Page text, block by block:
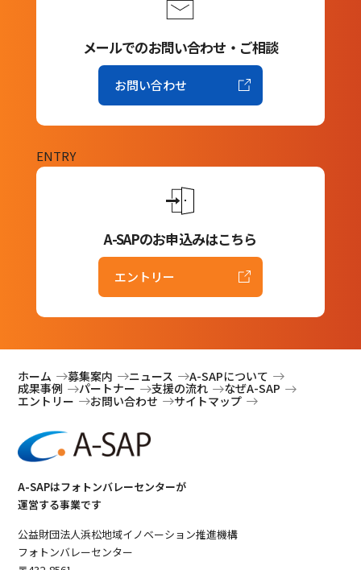
メールでのお問い合わせ・ご相談
お問い合わせ
ENTRY
A-SAPのお申込みはこちら
エントリー
A-SAPはフォトンバレーセンターが
運営する事業です
公益財団法人浜松地域イノベーション推進機構
フォトンバレーセンター
ホーム 募集案内 ニュース A-SAPについて
成果事例 パートナー 支援の流れ なぜA-SAP
エントリー お問い合わせ サイトマップ